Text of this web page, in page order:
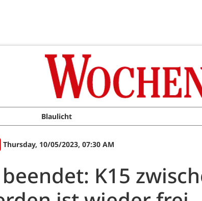
Blaulicht
Thursday, 10/05/2023, 07:30 AM
K15